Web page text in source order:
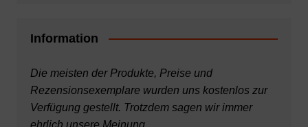
Information
Die meisten der Produkte, Preise und
Rezensionsexemplare wurden uns kostenlos zur
Verfügung gestellt. Trotzdem sagen wir immer
ehrlich unsere Meinung.